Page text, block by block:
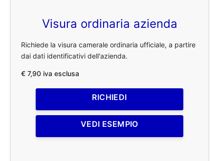
Visura ordinaria azienda
Richiede la visura camerale ordinaria ufficiale, a partire
dai dati identificativi dell'azienda.
€ 7,90 iva esclusa
RICHIEDI
VEDI ESEMPIO